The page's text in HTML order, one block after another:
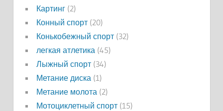
Картинг(2)
Конный спорт(20)
Конькобежный спорт(32)
легкая атлетика (45)
Лыжный спорт(34)
Метание диска (1)
Метание молота (2)
Мотоциклетный спорт(15)